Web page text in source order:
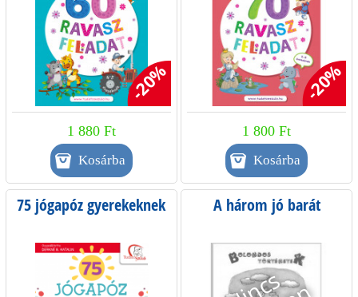
-20%
1 880 Ft
-20%
1 800 Ft
75 jógapóz gyerekeknek A három jó barát